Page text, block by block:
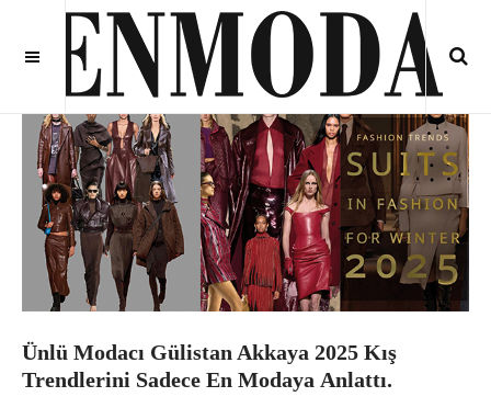
Ünlü Modacı Gülistan Akkaya 2025 Kış
Trendlerini Sadece En Modaya Anlattı.